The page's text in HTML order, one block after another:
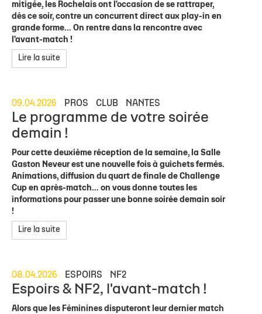
mitigée, les Rochelais ont l'occasion de se rattraper,
dès ce soir, contre un concurrent direct aux play-in en
grande forme... On rentre dans la rencontre avec
l'avant-match !
Lire la suite
09.04.2026 PROS CLUB NANTES
Le programme de votre soirée
demain !
Pour cette deuxième réception de la semaine, la Salle
Gaston Neveur est une nouvelle fois à guichets fermés.
Animations, diffusion du quart de finale de Challenge
Cup en après-match... on vous donne toutes les
informations pour passer une bonne soirée demain soir
!
Lire la suite
08.04.2026 ESPOIRS NF2
Espoirs & NF2, l'avant-match !
Alors que les Féminines disputeront leur dernier match